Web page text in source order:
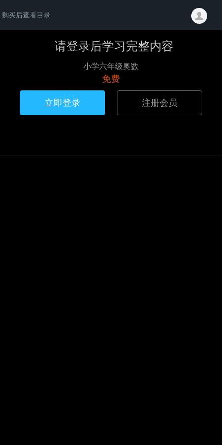
购买后查看目录
请登录后学习完整内容
小学六年级奥数
免费
立即登录 注册会员